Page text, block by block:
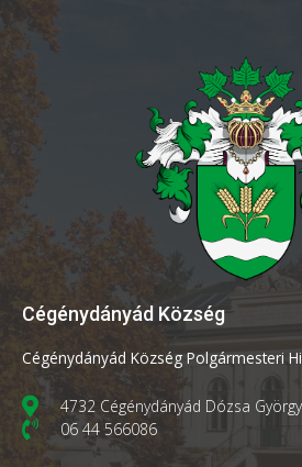
Cégénydányád Község
Cégénydányád Község Polgármesteri
4732 Cégénydányád Dózsa
06 44 566086